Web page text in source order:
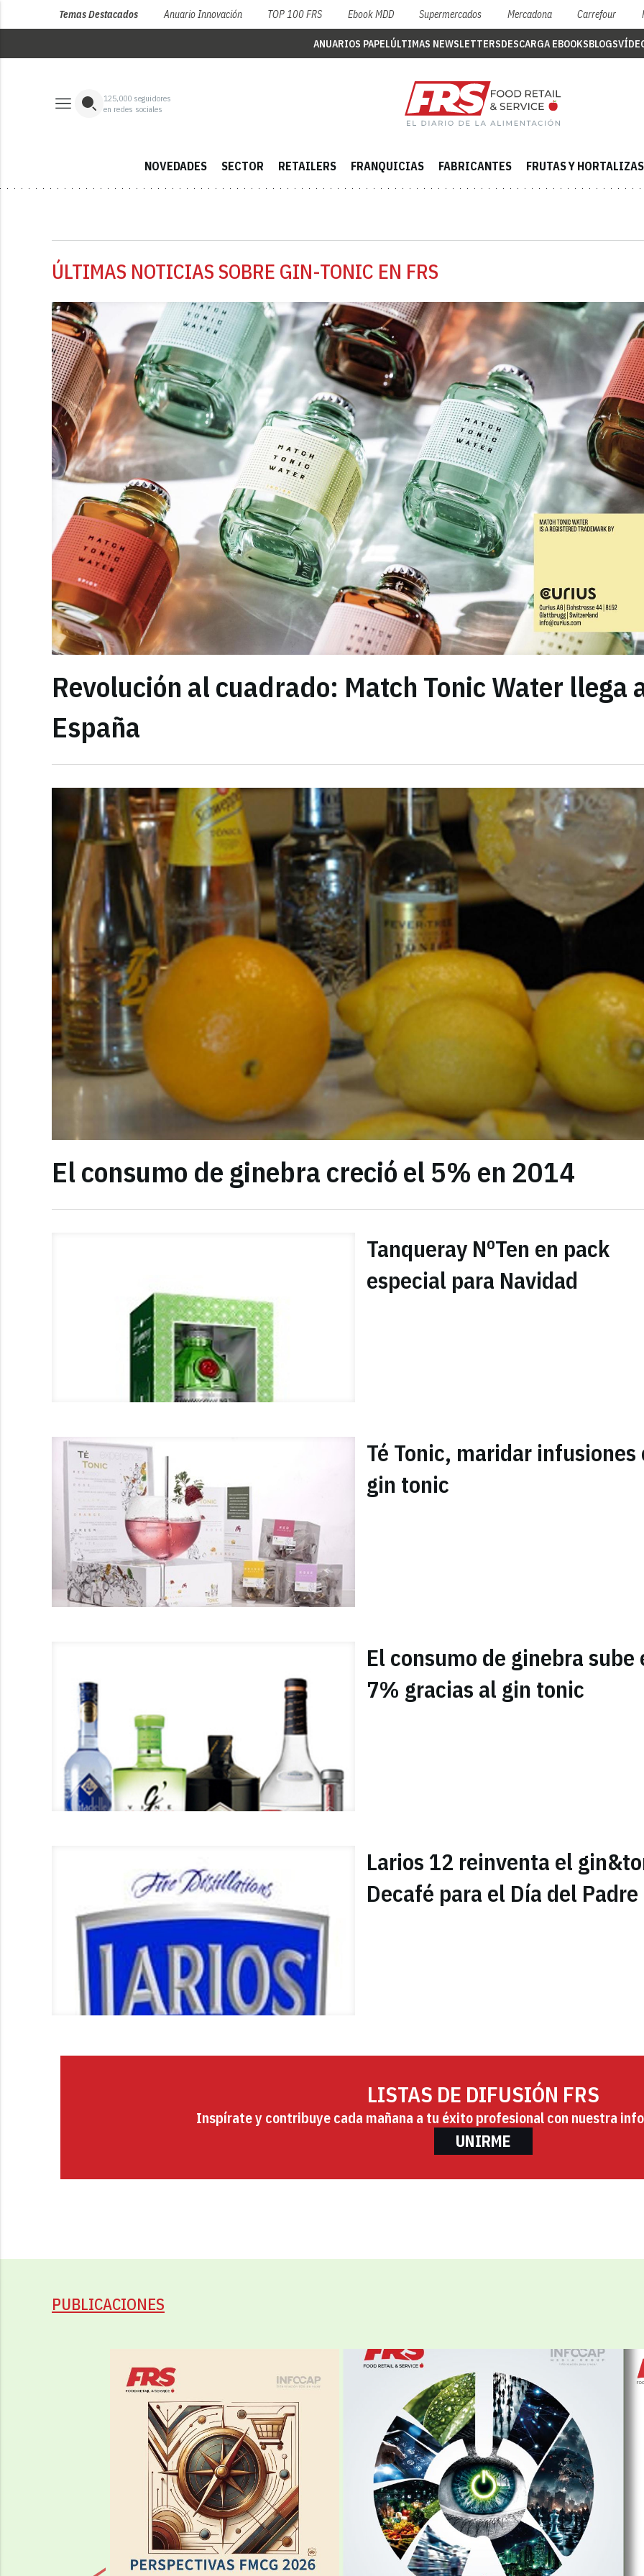
Temas Destacados Anuario Innovación TOP 100 FRS Ebook MDD Supermercados Mercadona Carrefour
ANUARIOS PAPELÚLTIMAS NEWSLETTERSDESCARGA EBOOKSBLOGS
125,000 seguidores
en redes sociales
NOVEDADES SECTOR RETAILERS FRANQUICIAS FABRICANTES FRUTAS Y HORTALIZAS
ÚLTIMAS NOTICIAS SOBRE GIN-TONIC EN FRS
Revolución al cuadrado: Match Tonic Water llega
España
El consumo de ginebra creció el 5% en 2014
Tanqueray NºTen en pack
especial para Navidad
Té Tonic, maridar infusiones
gin tonic
El consumo de ginebra sube
7% gracias al gin tonic
Larios 12 reinventa el
Decafé para el Día del Padre
LISTAS DE DIFUSIÓN FRS
Inspírate y contribuye cada mañana a tu éxito profesional con nuestra
UNIRME
PUBLICACIONES